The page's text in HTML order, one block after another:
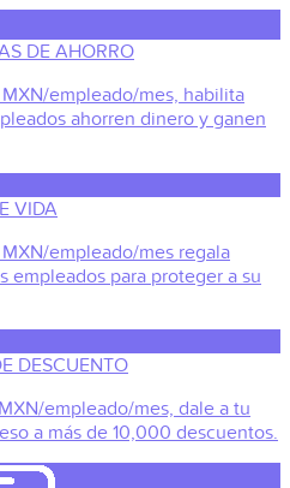
DE AHORRO
empleado/mes, habilita
ahorren dinero y ganen
VIDA
empleado/mes regala
empleados para proteger a su
DESCUENTO
empleado/mes, dale a tu
a más de 10,000 descuentos.